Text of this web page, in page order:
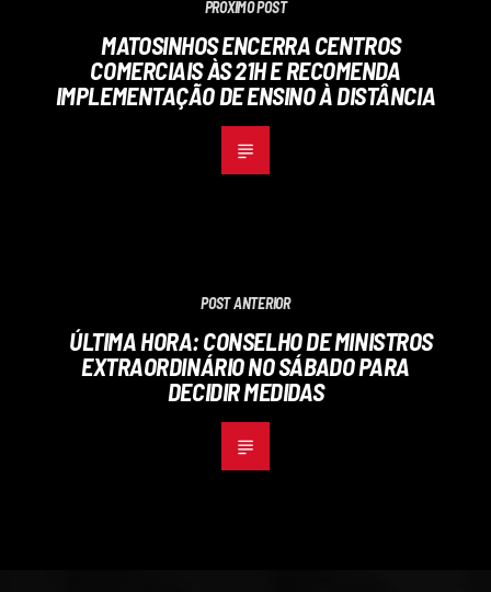
PRÓXIMO POST
MATOSINHOS ENCERRA CENTROS
COMERCIAIS ÀS 21H E RECOMENDA
IMPLEMENTAÇÃO DE ENSINO À DISTÂNCIA
POST ANTERIOR
ÚLTIMA HORA: CONSELHO DE MINISTROS
EXTRAORDINÁRIO NO SÁBADO PARA
DECIDIR MEDIDAS